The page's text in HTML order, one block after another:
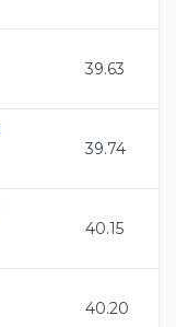
39.63
39.74
40.15
40.20